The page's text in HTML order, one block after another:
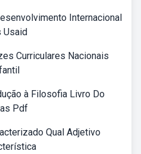
Internacional
Usaid
Curriculares Nacionais
à Filosofia Livro Do
Pdf
Qual Adjetivo